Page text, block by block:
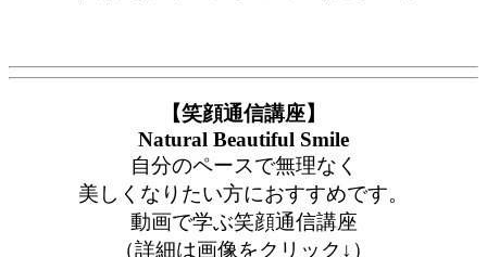
【笑顔通信講座】
Natural Beautiful Smile
自分のペースで無理なく
美しくなりたい方におすすめです。
動画で学ぶ笑顔通信講座
（詳細は画像をクリック↓）